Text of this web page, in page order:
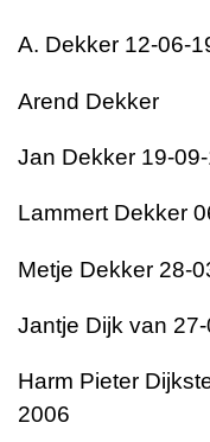
A. Dekker 12-06-
Arend Dekker
Jan Dekker 19-
Lammert Dekker
Metje Dekker 28-
Jantje Dijk van
Harm Pieter
2006